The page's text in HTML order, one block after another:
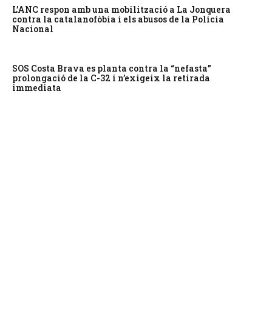
L’ANC respon amb una mobilització a La Jonquera
contra la catalanofòbia i els abusos de la Policia
Nacional
SOS Costa Brava es planta contra la “nefasta”
prolongació de la C-32 i n’exigeix la retirada
immediata